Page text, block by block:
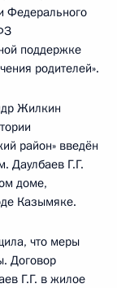
Федерального
поддержке
родителей».
Жилкин
район» введён
Даулбаев Г.Г.
доме,
Казымяке.
что меры
Договор
Г.Г. в жилое